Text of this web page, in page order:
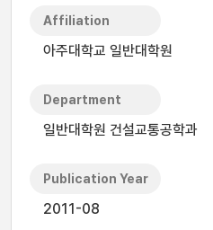
Affiliation
아주대학교 일반대학원
Department
일반대학원 건설교통공학과
Publication Year
2011-08